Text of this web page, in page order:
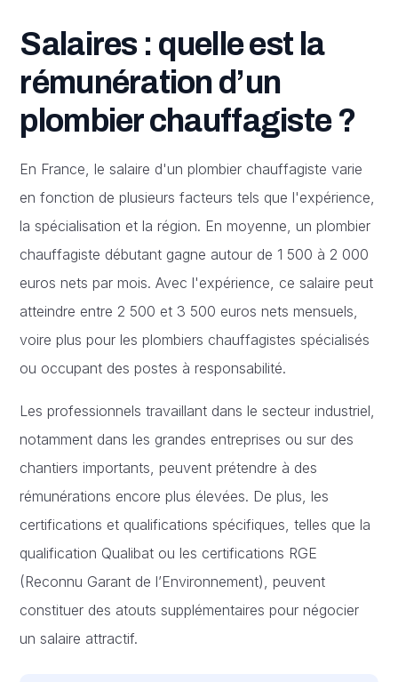
Salaires : quelle est la
rémunération d’un
plombier chauffagiste ?
En France, le salaire d'un plombier chauffagiste varie
en fonction de plusieurs facteurs tels que l'expérience,
la spécialisation et la région. En moyenne, un plombier
chauffagiste débutant gagne autour de 1 500 à 2 000
euros nets par mois. Avec l'expérience, ce salaire peut
atteindre entre 2 500 et 3 500 euros nets mensuels,
voire plus pour les plombiers chauffagistes spécialisés
ou occupant des postes à responsabilité.
Les professionnels travaillant dans le secteur industriel,
notamment dans les grandes entreprises ou sur des
chantiers importants, peuvent prétendre à des
rémunérations encore plus élevées. De plus, les
certifications et qualifications spécifiques, telles que la
qualification Qualibat ou les certifications RGE
(Reconnu Garant de l’Environnement), peuvent
constituer des atouts supplémentaires pour négocier
un salaire attractif.